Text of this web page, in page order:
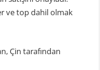
ve top dahil olmak
Çin tarafından